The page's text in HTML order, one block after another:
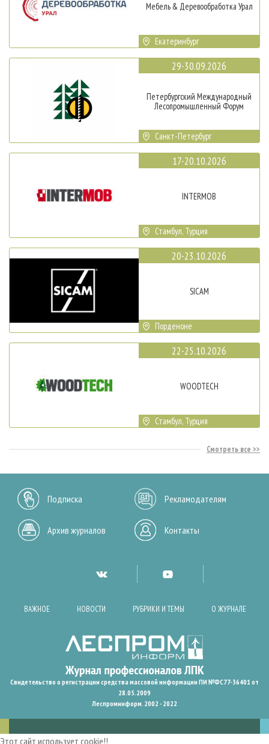
Мебель & Деревообработка Урал
Екатеринбург
29-30.09.2026
Петербургский Международный
Лесопромышленный Форум
Санкт-Петербург
17-20.10.2026
INTERMOB
Стамбул, Турция
20-23.10.2026
SICAM
Порденоне
22-25.10.2026
WOODTECH
Стамбул, Турция
Смотреть все
Подписка Рекламодателям
Архив журналов Контакты
ВАЖНОЕ НОВОСТИ РУБРИКИ И ТЕМЫ О ЖУРНАЛЕ
Свидетельство о регистрации средства массовой информации ПИ №ФС77-36401 от
28.05.2009
Леспроминформ. 2002 - 2022
Этот сайт использует cookie!!